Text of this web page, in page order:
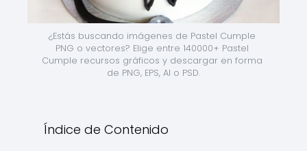
¿Estás buscando imágenes de Pastel Cumple
PNG o vectores? Elige entre 140000+ Pastel
Cumple recursos gráficos y descargar en forma
de PNG, EPS, AI o PSD.
Índice de Contenido